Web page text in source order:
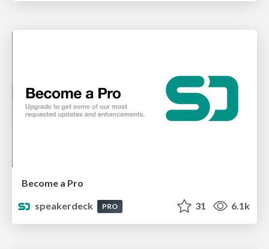
Become a Pro
speakerdeck
PRO 31 6.1k